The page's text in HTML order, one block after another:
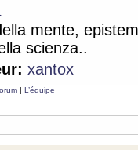
mente,
scienza..
xantox
| L’équipe